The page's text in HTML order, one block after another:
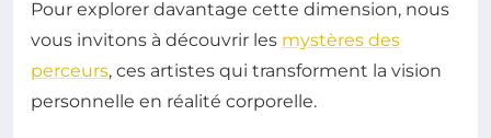
Pour explorer davantage cette dimension, nous
vous invitons à découvrir les mystères des
perceurs, ces artistes qui transforment la vision
personnelle en réalité corporelle.